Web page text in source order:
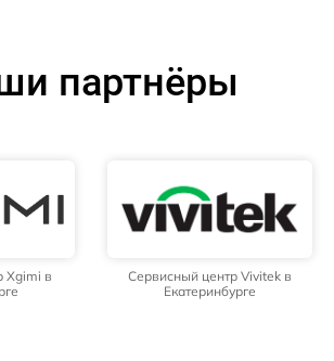
партнёры
Xgimi в
Сервисный центр Vivitek в
Екатеринбурге